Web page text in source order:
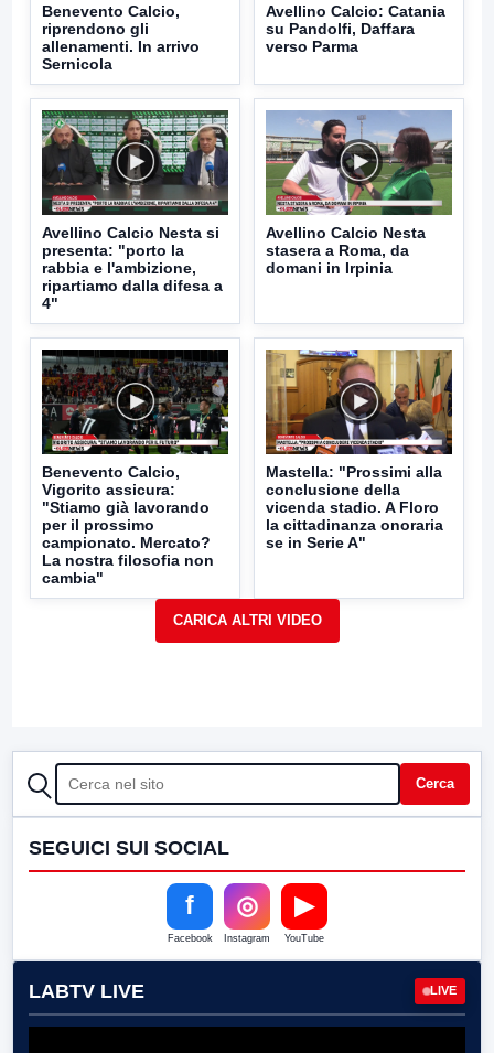
Benevento Calcio,
riprendono gli
allenamenti. In arrivo
Sernicola
Avellino Calcio: Catania
su Pandolfi, Daffara
verso Parma
Avellino Calcio Nesta si
presenta: "porto la
rabbia e l'ambizione,
ripartiamo dalla difesa a
4"
Avellino Calcio Nesta
stasera a Roma, da
domani in Irpinia
Benevento Calcio,
Vigorito assicura:
"Stiamo già lavorando
per il prossimo
campionato. Mercato?
La nostra filosofia non
cambia"
Mastella: "Prossimi alla
conclusione della
vicenda stadio. A Floro
la cittadinanza onoraria
se in Serie A"
CERCA Cerca
SEGUICI SUI SOCIAL
f
Facebook
◎
Instagram
▶
YouTube
LABTV LIVE LIVE